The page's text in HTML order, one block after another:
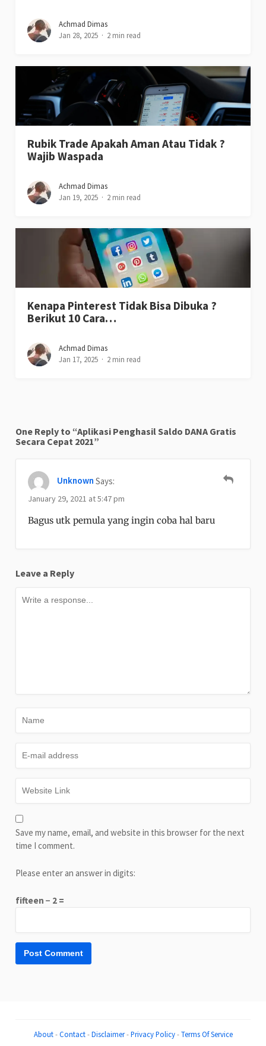
Achmad Dimas
Jan 28, 2025
2 min read
Rubik Trade Apakah Aman Atau Tidak ?
Wajib Waspada
Achmad Dimas
Jan 19, 2025
2 min read
Kenapa Pinterest Tidak Bisa Dibuka ?
Berikut 10 Cara…
Achmad Dimas
Jan 17, 2025
2 min read
One Reply to “Aplikasi Penghasil Saldo DANA Gratis
Secara Cepat 2021”
Unknown Says:
January 29, 2021 at 5:47 pm
Bagus utk pemula yang ingin coba hal baru
Leave a Reply
Save my name, email, and website in this browser for the next
time I comment.
Please enter an answer in digits:
fifteen − 2 =
About-Contact-Disclaimer-Privacy Policy-Terms Of Service